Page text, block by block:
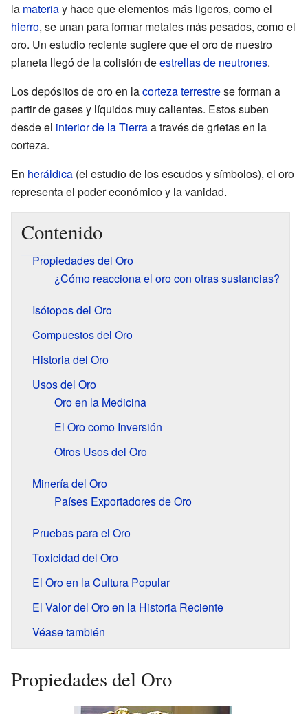
la materiay hace que elementos más ligeros, como el
hierro, se unan para formar metales más pesados, como el
oro. Un estudio reciente sugiere que el oro de nuestro
planeta llegó de la colisión deestrellas de neutrones.
Los depósitos de oro en lacorteza terrestrese forman a
partir de gases y líquidos muy calientes. Estos suben
desde el interior de la Tierraa través de grietas en la
corteza.
En heráldica (el estudio de los escudos y símbolos), el oro
representa el poder económico y la vanidad.
Contenido
Propiedades del Oro
¿Cómo reacciona el oro con otras sustancias?
Isótopos del Oro
Compuestos del Oro
Historia del Oro
Usos del Oro
Oro en la Medicina
El Oro como Inversión
Otros Usos del Oro
Minería del Oro
Países Exportadores de Oro
Pruebas para el Oro
Toxicidad del Oro
El Oro en la Cultura Popular
El Valor del Oro en la Historia Reciente
Véase también
Propiedades del Oro